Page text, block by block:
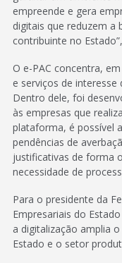
empreende e gera
digitais que reduzem a
contribuinte no
O e-PAC concentra,
e serviços de
Dentro dele, foi
às empresas que
plataforma, é possível
pendências de
justificativas de forma
necessidade de
Para o presidente da
Empresariais do
a digitalização amplia
Estado e o setor